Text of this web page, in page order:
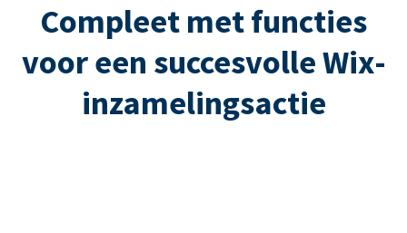
Compleet met functies
voor een succesvolle Wix-
inzamelingsactie